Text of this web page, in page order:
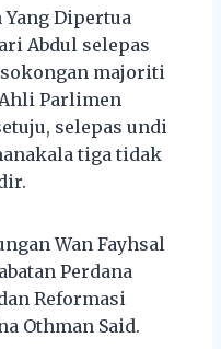
Dipertua
Abdul selepas
majoriti
Parlimen
selepas undi
tiga tidak
Wan Fayhsal
Perdana
Reformasi
Othman Said.